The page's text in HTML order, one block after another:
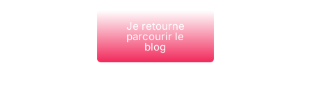
Je retourne
parcourir le
blog